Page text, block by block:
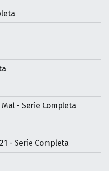
- Serie Completa
- Serie Completa